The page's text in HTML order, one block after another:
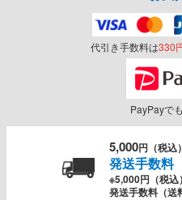
代引き手数料は330
PayPayで
5,000円（税込）
発送手数料
※5,000円（税込
発送手数料（送